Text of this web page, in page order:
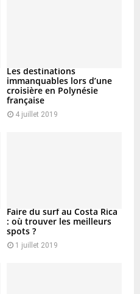
Les destinations
immanquables lors d’une
croisière en Polynésie
française
4 juillet 2019
Faire du surf au Costa Rica
: où trouver les meilleurs
spots ?
1 juillet 2019